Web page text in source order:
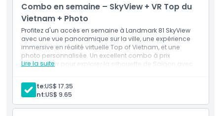
design impressionnant, hauteur excitante et vues
emblématiques, c’est une attraction de premier plan pour
quiconque explore Ho Chi Minh-Ville.
Points forts
Inclus
Politique enfant/adulte
Combo en semaine – SkyView + VR Top du
Vietnam + Photo
Profitez d'un accès en semaine à Landmark 81 SkyView
avec une vue panoramique sur la ville, une expérience
immersive en réalité virtuelle Top of Vietnam, et une
photo personnalisée. Un excellent combo à prix
avantageux pour explorer la silhouette de Saïgon avec
Lire la suite
Inclus
1 billet Saigon Skyview (étages 79-81)
Billet d'entrée pour un jeu de réalité virtuelle et photo
technologique
Adulte:US$ 17.35
Enfant:US$ 9.65